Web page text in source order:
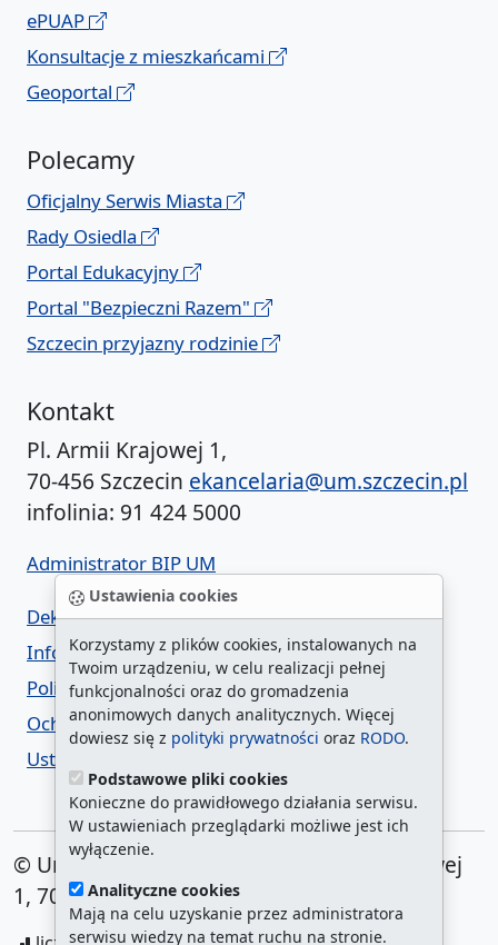
Ustawienia cookies
Korzystamy z plików cookies, instalowanych na
Twoim urządzeniu, w celu realizacji pełnej
funkcjonalności oraz do gromadzenia
anonimowych danych analitycznych. Więcej
dowiesz się z polityki prywatności oraz RODO.
Podstawowe pliki cookies
Konieczne do prawidłowego działania serwisu.
W ustawieniach przeglądarki możliwe jest ich
wyłączenie.
Analityczne cookies
Mają na celu uzyskanie przez administratora
serwisu wiedzy na temat ruchu na stronie.
ePUAP
Konsultacje z mieszkańcami
Geoportal
Polecamy
Oficjalny Serwis Miasta
Rady Osiedla
Portal Edukacyjny
Portal "Bezpieczni Razem"
Szczecin przyjazny rodzinie
Kontakt
Pl. Armii Krajowej 1,
70-456 Szczecin ekancelaria@um.szczecin.pl
infolinia: 91 424 5000
Administrator BIP UM
Deklaracja dostępności
Informacja o urzędzie w ETR
Polityka prywatności
Ochrona danych osobowych
Ustawienia cookies
© Urząd Miasta Szczecin. Plac Armii Krajowej
1, 70-456 Szczecin